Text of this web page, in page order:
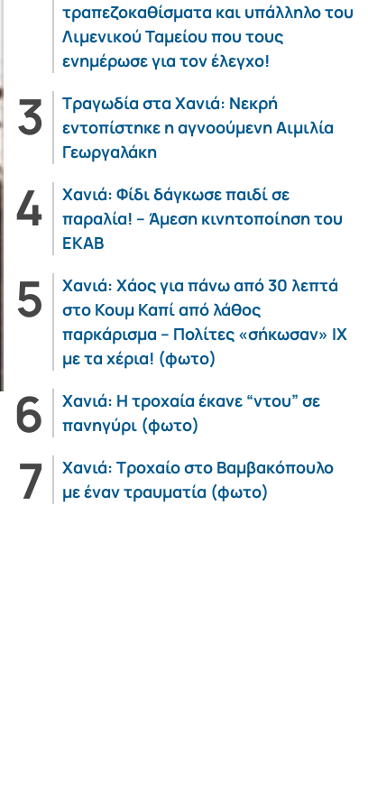
τραπεζοκαθίσματα και υπάλληλο του
Λιμενικού Ταμείου που τους
ενημέρωσε για τον έλεγχο!
Τραγωδία στα Χανιά: Νεκρή
εντοπίστηκε η αγνοούμενη Αιμιλία
Γεωργαλάκη
Χανιά: Φίδι δάγκωσε παιδί σε
παραλία! – Άμεση κινητοποίηση του
ΕΚΑΒ
Χανιά: Χάος για πάνω από 30 λεπτά
στο Κουμ Καπί από λάθος
παρκάρισμα – Πολίτες «σήκωσαν» ΙΧ
με τα χέρια! (φωτο)
Χανιά: Η τροχαία έκανε “ντου” σε
πανηγύρι (φωτο)
Χανιά: Τροχαίο στο Βαμβακόπουλο
με έναν τραυματία (φωτο)